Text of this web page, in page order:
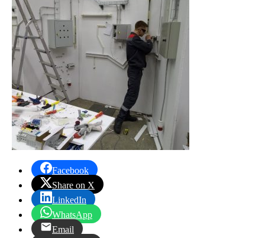
Facebook
Share on X
LinkedIn
WhatsApp
Email